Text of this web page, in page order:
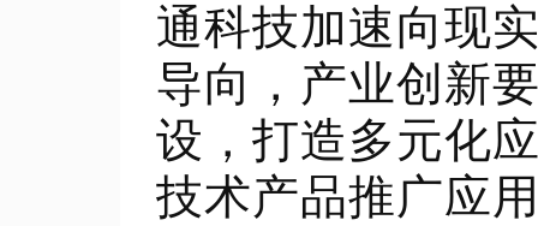
通科技加速向现
导向，产业创新
设，打造多元化
技术产品推广应